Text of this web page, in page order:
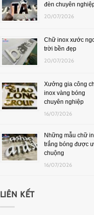
đèn chuyên
20/07/2026
Chữ inox xước
trời bền đẹp
20/07/2026
Xưởng gia công
inox vàng bóng
chuyên nghiệp
16/07/2026
Những mẫu chữ
trắng bóng được
chuộng
16/07/2026
LIÊN KẾT